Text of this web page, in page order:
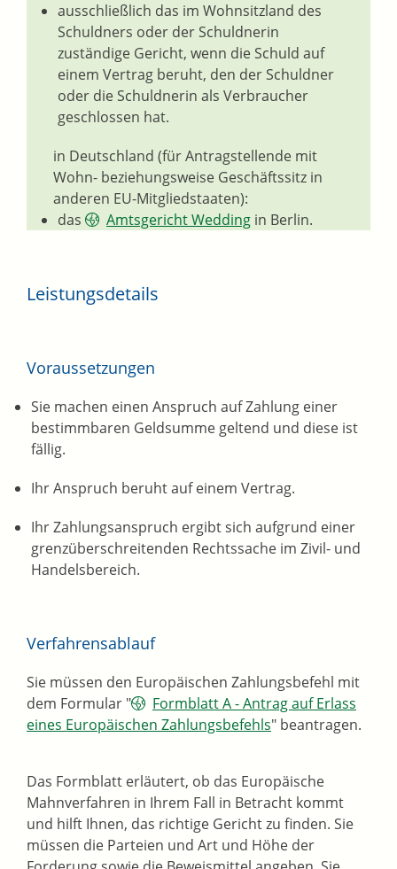
ausschließlich das im Wohnsitzland des
Schuldners oder der Schuldnerin
zuständige Gericht, wenn die Schuld auf
einem Vertrag beruht, den der Schuldner
oder die Schuldnerin als Verbraucher
geschlossen hat.
in Deutschland (für Antragstellende mit
Wohn- beziehungsweise Geschäftssitz in
anderen EU-Mitgliedstaaten):
das
Amtsgericht Wedding in Berlin.
Leistungsdetails
Voraussetzungen
Sie machen einen Anspruch auf Zahlung einer
bestimmbaren Geldsumme geltend und diese ist
fällig.
Ihr Anspruch beruht auf einem Vertrag.
Ihr Zahlungsanspruch ergibt sich aufgrund einer
grenzüberschreitenden Rechtssache im Zivil- und
Handelsbereich.
Verfahrensablauf
Sie müssen den Europäischen Zahlungsbefehl mit
dem Formular "
Formblatt A - Antrag auf Erlass
eines Europäischen Zahlungsbefehls" beantragen.
Das Formblatt erläutert, ob das Europäische
Mahnverfahren in Ihrem Fall in Betracht kommt
und hilft Ihnen, das richtige Gericht zu finden. Sie
müssen die Parteien und Art und Höhe der